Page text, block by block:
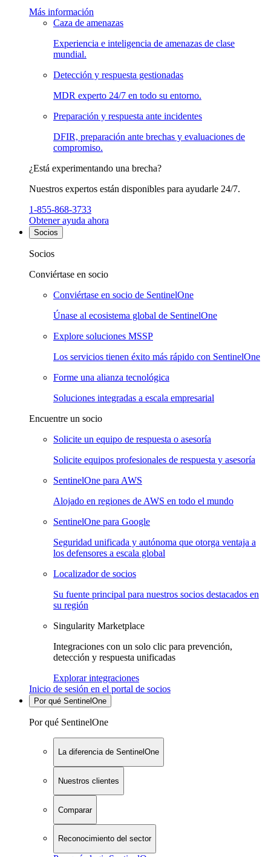
Más información
Caza de amenazas
Experiencia e inteligencia de amenazas de clase
mundial.
Detección y respuesta gestionadas
MDR experto 24/7 en todo su entorno.
Preparación y respuesta ante incidentes
DFIR, preparación ante brechas y evaluaciones de
compromiso.
¿Está experimentando una brecha?
Nuestros expertos están disponibles para ayudarle 24/7.
1-855-868-3733
Obtener ayuda ahora
Socios
Socios
Conviértase en socio
Conviértase en socio de SentinelOne
Únase al ecosistema global de SentinelOne
Explore soluciones MSSP
Los servicios tienen éxito más rápido con SentinelOne
Forme una alianza tecnológica
Soluciones integradas a escala empresarial
Encuentre un socio
Solicite un equipo de respuesta o asesoría
Solicite equipos profesionales de respuesta y asesoría
SentinelOne para AWS
Alojado en regiones de AWS en todo el mundo
SentinelOne para Google
Seguridad unificada y autónoma que otorga ventaja a
los defensores a escala global
Localizador de socios
Su fuente principal para nuestros socios destacados en
su región
Singularity Marketplace
Integraciones con un solo clic para prevención,
detección y respuesta unificadas
Explorar integraciones
Inicio de sesión en el portal de socios
Por qué SentinelOne
Por qué SentinelOne
La diferencia de SentinelOne
Nuestros clientes
Comparar
Reconocimiento del sector